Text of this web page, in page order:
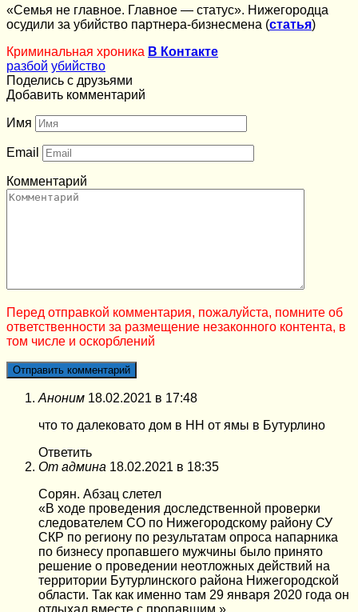
«Семья не главное. Главное — статус». Нижегородца
осудили за убийство партнера-бизнесмена (статья)
Криминальная хроника В Контакте
разбой убийство
Поделись с друзьями
Добавить комментарий
Имя
Email
Комментарий
Перед отправкой комментария, пожалуйста, помните об
ответственности за размещение незаконного контента, в
том числе и оскорблений
Аноним 18.02.2021 в 17:48
что то далековато дом в НН от ямы в Бутурлино
Ответить
От админа 18.02.2021 в 18:35
Сорян. Абзац слетел
«В ходе проведения доследственной проверки
следователем СО по Нижегородскому району СУ
СКР по региону по результатам опроса напарника
по бизнесу пропавшего мужчины было принято
решение о проведении неотложных действий на
территории Бутурлинского района Нижегородской
области. Так как именно там 29 января 2020 года он
отдыхал вместе с пропавшим.»